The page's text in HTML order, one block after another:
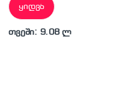
ყიდვა
თვეში: 9.08 ლ